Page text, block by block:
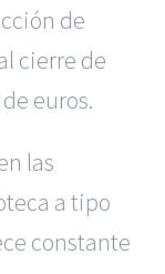
de
cierre de
euros.
las
a tipo
constante